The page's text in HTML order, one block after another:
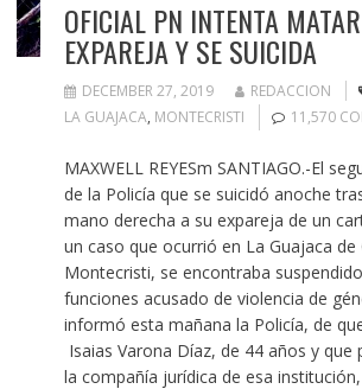
OFICIAL PN INTENTA MATAR
EXPAREJA Y SE SUICIDA
DECEMBER 27, 2019 REDACCION
LA GUAJACA, MONTECRISTI 11,570
MAXWELL REYESm SANTIAGO.-El
de la Policía que se suicidó anoche
mano derecha a su expareja de un
un caso que ocurrió en La Guajaca de
Montecristi, se encontraba
funciones acusado de violencia de
informó esta mañana la Policía, de
Isaias Varona Díaz, de 44 años y que
la compañía jurídica de esa